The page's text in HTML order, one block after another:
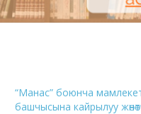
“Манас” боюнча
башчысына кайрылуу